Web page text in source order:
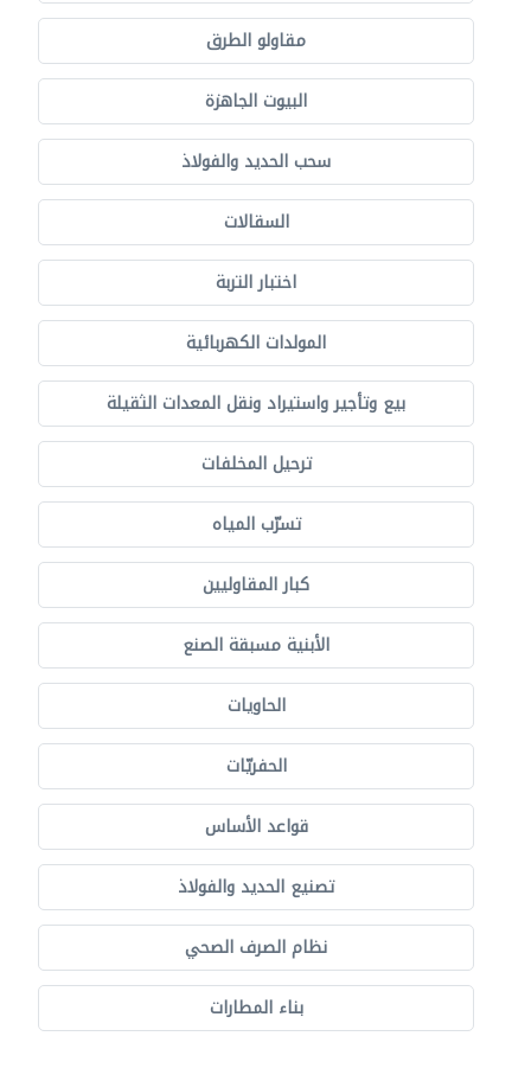
مقاولو الطرق
البيوت الجاهزة
سحب الحديد والفولاذ
السقالات
اختبار التربة
المولدات الكهربائية
بيع وتأجير واستيراد ونقل المعدات الثقيلة
ترحيل المخلفات
تسرّب المياه
كبار المقاوليين
الأبنية مسبقة الصنع
الحاويات
الحفريّات
قواعد الأساس
تصنيع الحديد والفولاذ
نظام الصرف الصحي
بناء المطارات